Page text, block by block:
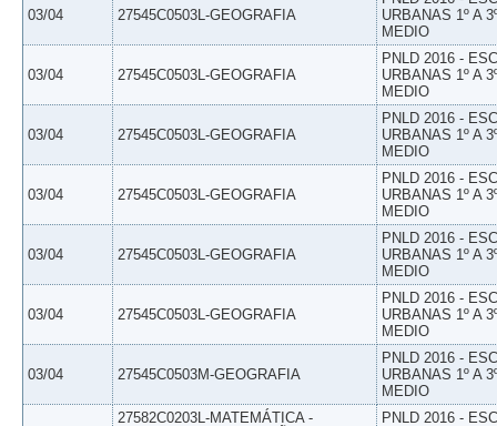
03/04 27545C0503L-GEOGRAFIA
URBANAS 1º A
MEDIO
03/04 27545C0503L-GEOGRAFIA
PNLD 2016 -
URBANAS 1º A
MEDIO
03/04 27545C0503L-GEOGRAFIA
PNLD 2016 -
URBANAS 1º A
MEDIO
03/04 27545C0503L-GEOGRAFIA
PNLD 2016 -
URBANAS 1º A
MEDIO
03/04 27545C0503L-GEOGRAFIA
PNLD 2016 -
URBANAS 1º A
MEDIO
03/04 27545C0503L-GEOGRAFIA
PNLD 2016 -
URBANAS 1º A
MEDIO
03/04 27545C0503M-GEOGRAFIA
PNLD 2016 -
URBANAS 1º A
MEDIO
27582C0203L-MATEMÁTICA -
PNLD 2016 -